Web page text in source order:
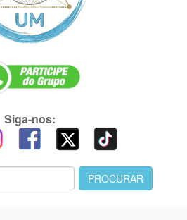
Siga-nos: